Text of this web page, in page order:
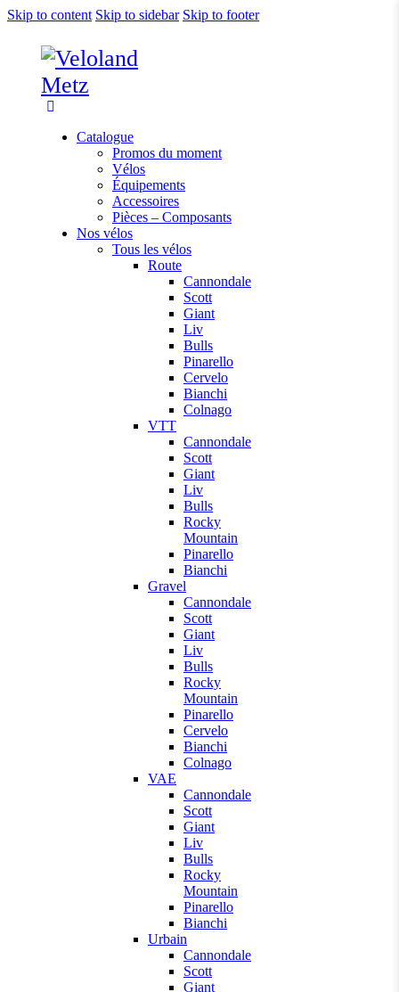
Skip to content Skip to sidebar Skip to footer
Catalogue
Promos du moment
Vélos
Équipements
Accessoires
Pièces – Composants
Nos vélos
Tous les vélos
Route
Cannondale
Scott
Giant
Liv
Bulls
Pinarello
Cervelo
Bianchi
Colnago
VTT
Cannondale
Scott
Giant
Liv
Bulls
Rocky
Mountain
Pinarello
Bianchi
Gravel
Cannondale
Scott
Giant
Liv
Bulls
Rocky
Mountain
Pinarello
Cervelo
Bianchi
Colnago
VAE
Cannondale
Scott
Giant
Liv
Bulls
Rocky
Mountain
Pinarello
Bianchi
Urbain
Cannondale
Scott
Giant